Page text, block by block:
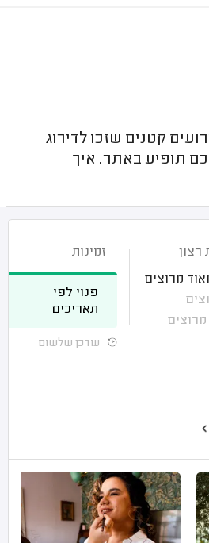
קטנים שזכו לדירוג
תופיע באתר. איך
רצון
מרוצים
זמינות
פנוי לפי
תאריכים
עודכן שלשום